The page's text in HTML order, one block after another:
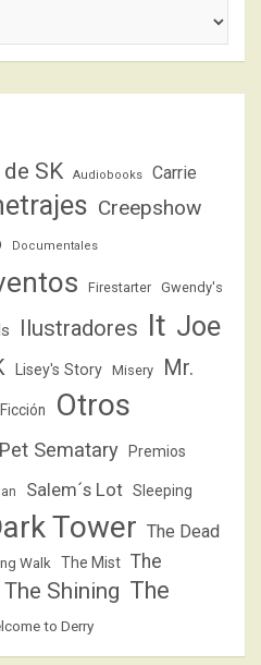
SK Audiobooks Carrie
Creepshow
Documentales
Firestarter Gwendy's
Ilustradores It Joe
Lisey's Story Misery
Mr.
Otros
Pet Sematary Premios
Salem´s Lot Sleeping
Tower The Dead
Walk The Mist The
The Shining The
to Derry